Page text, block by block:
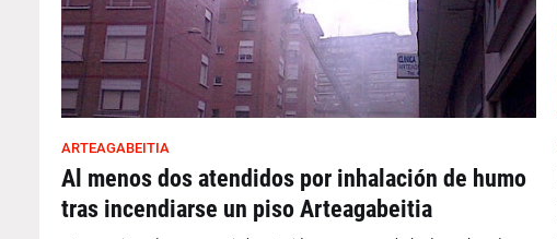
ARTEAGABEITIA
Al menos dos atendidos por inhalación de humo
tras incendiarse un piso Arteagabeitia